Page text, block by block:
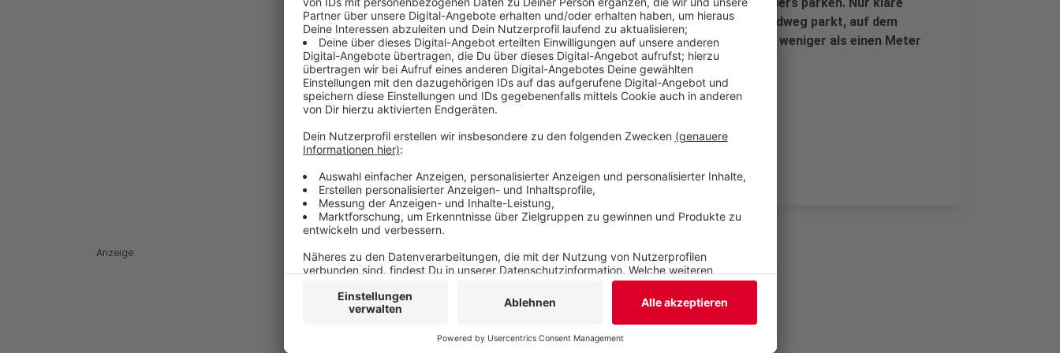
Vergehen werden laut Stadt bestraft: Also, wer auf einem Radweg parkt, auf dem
Bürgersteig, obwohl es auf der Fahrbahn möglich ist und wer weniger als einen Meter
Platz auf dem Gehweg lässt.
Veröffentlicht:Donnerstag, 18.06.2020 06:26
Anzeige
Anzeige